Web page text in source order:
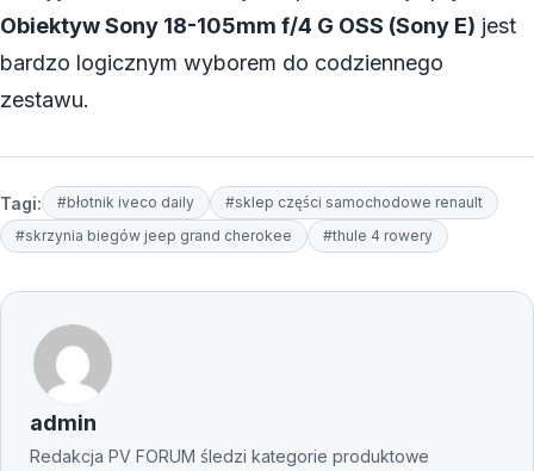
Obiektyw Sony 18-105mm f/4 G OSS (Sony E) jest
bardzo logicznym wyborem do codziennego
zestawu.
Tagi: #błotnik iveco daily
#sklep części samochodowe renault
#skrzynia biegów jeep grand cherokee
#thule 4 rowery
admin
Redakcja PV FORUM śledzi kategorie produktowe